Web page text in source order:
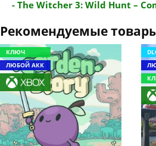
- The Witcher 3: Wild Hunt –
Рекомендуемые
КЛЮЧ
ЛЮБОЙ АКК